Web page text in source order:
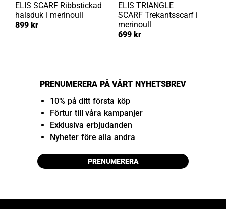
ELIS SCARF Ribbstickad
halsduk i merinoull
899 kr
ELIS TRIANGLE
SCARF Trekantsscarf i
merinoull
699 kr
PRENUMERERA PÅ VÅRT NYHETSBREV
10% på ditt första köp
Förtur till våra kampanjer
Exklusiva erbjudanden
Nyheter före alla andra
PRENUMERERA